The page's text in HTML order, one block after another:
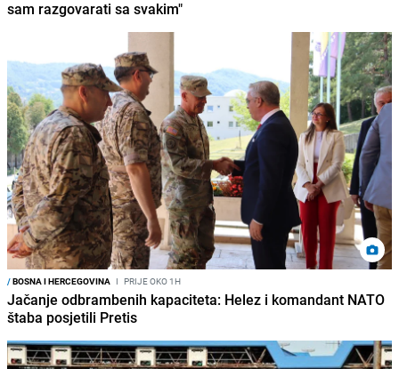
sam razgovarati sa svakim"
/BOSNA I HERCEGOVINA I PRIJE OKO 1H
Jačanje odbrambenih kapaciteta: Helez i komandant NATO
štaba posjetili Pretis